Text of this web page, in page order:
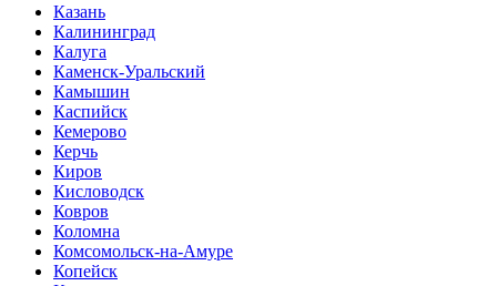
Казань
Калининград
Калуга
Каменск-Уральский
Камышин
Каспийск
Кемерово
Керчь
Киров
Кисловодск
Ковров
Коломна
Комсомольск-на-Амуре
Копейск